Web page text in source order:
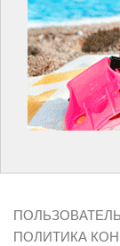
ПОЛИТИКА